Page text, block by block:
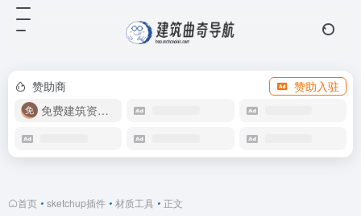
赞助商
赞助入驻
免费建筑资源库
首页 • sketchup插件 • 材质工具 • 正文